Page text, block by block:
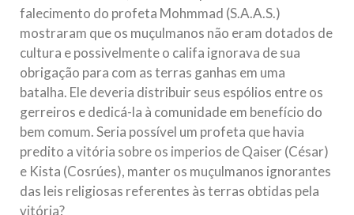
falecimento do profeta Mohmmad (S.A.A.S.)
mostraram que os muçulmanos não eram dotados de
cultura e possivelmente o califa ignorava de sua
obrigação para com as terras ganhas em uma
batalha. Ele deveria distribuir seus espólios entre os
gerreiros e dedicá-la à comunidade em benefício do
bem comum. Seria possível um profeta que havia
predito a vitória sobre os imperios de Qaiser (César)
e Kista (Cosrúes), manter os muçulmanos ignorantes
das leis religiosas referentes às terras obtidas pela
vitória?